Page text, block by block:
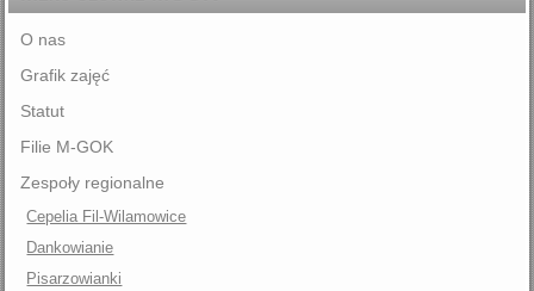
O nas
Grafik zajęć
Statut
Filie M-GOK
Zespoły regionalne
Cepelia Fil-Wilamowice
Dankowianie
Pisarzowianki